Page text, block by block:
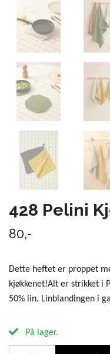
428 Pelini
80,-
Dette heftet er proppet
kjøkkenet!Alt er strikket i
50% lin. Linblandingen i
På lager.